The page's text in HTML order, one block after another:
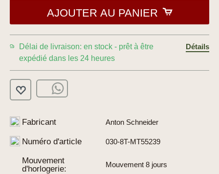
AJOUTER AU PANIER
Délai de livraison: en stock - prêt à être
expédié dans les 24 heures
Détails
Fabricant Anton Schneider
Numéro d'article 030-8T-MT55239
Mouvement
d'horlogerie:
Mouvement 8 jours